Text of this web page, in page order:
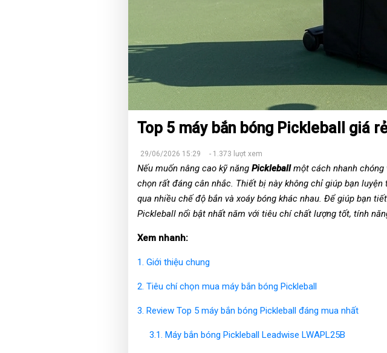
Top 5 máy bắn bóng Pickleball giá
29/06/2026 15:29 - 1.373 lượt xem
Nếu muốn nâng cao kỹ năng Pickleballmột cách nhanh chóng
chọn rất đáng cân nhắc. Thiết bị này không chỉ giúp bạn
qua nhiều chế độ bắn và xoáy bóng khác nhau. Để giúp bạn
Pickleball nổi bật nhất năm với tiêu chí chất lượng tốt, tính
Xem nhanh:
1. Giới thiệu chung
2. Tiêu chí chọn mua máy bắn bóng Pickleball
3. Review Top 5 máy bắn bóng Pickleball đáng mua nhất
3.1. Máy bắn bóng Pickleball Leadwise LWAPL25B